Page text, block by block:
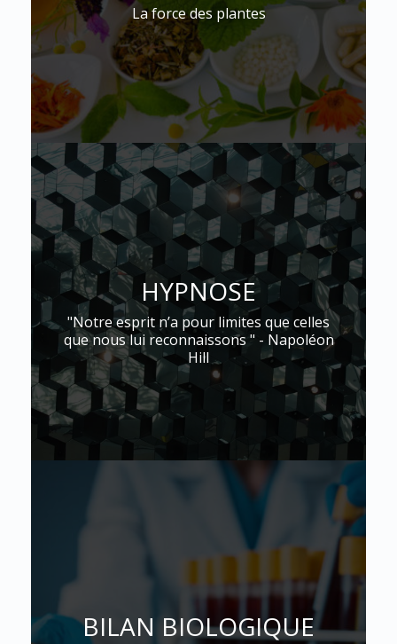
La force des plantes
HYPNOSE
"Notre esprit n’a pour limites que celles
que nous lui reconnaissons " - Napoléon
Hill
BILAN BIOLOGIQUE